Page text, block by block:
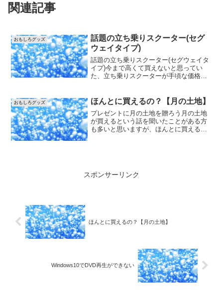
関連記事
おもしろグッズ
話題の立ち乗りスクーター(セグ
ウェイタイプ)
話題の立ち乗りスクーター(セグウェイタ
イプ)今まで高くて買えないと思ってい
た、立ち乗りスクーターが手頃な価格に
適で、孫へのプレゼント。会社のイベン
ト・クラブ・フェス・運...
おもしろグッズ ほんとに買えるの？【月の土地】
プレゼントに月の土地を贈ろう月の土地
が買えるという話を聞いたことがある方
も多いと思いますが、ほんとに買える
スポンサーリンク
ほんとに買えるの？【月の土地】
Windows10でDVD再生ができない